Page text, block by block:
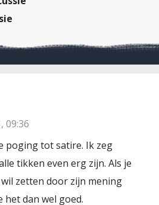
09:36
poging tot satire. Ik zeg
tikken even erg zijn. Als je
zetten door zijn mening
het dan wel goed.